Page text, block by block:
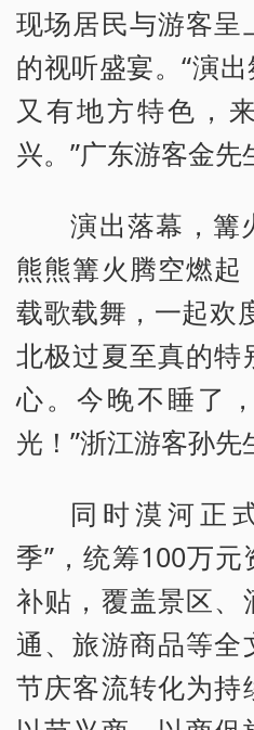
现场居民与游客呈
的视听盛宴。“演
又有地方特色，
兴。”广东游客金先
演出落幕，篝
熊熊篝火腾空燃起
载歌载舞，一起欢
北极过夏至真的特
心。今晚不睡了
光！”浙江游客孙先
同时漠河正
季”，统筹100万
补贴，覆盖景区、
通、旅游商品等全
节庆客流转化为